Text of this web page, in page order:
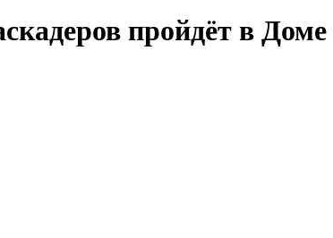
пройдёт в